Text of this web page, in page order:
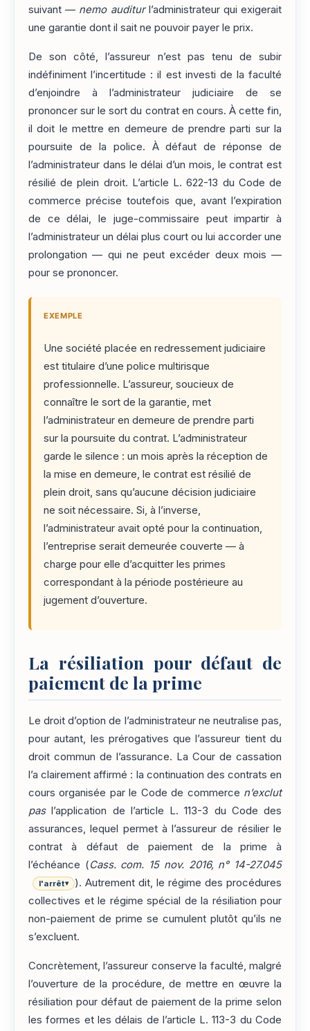
suivant — nemo auditurl’administrateur qui exigerait
une garantie dont il sait ne pouvoir payer le prix.
De son côté, l’assureur n’est pas tenu de subir
indéfiniment l’incertitude : il est investi de la faculté
d’enjoindre à l’administrateur judiciaire de se
prononcer sur le sort du contrat en cours. À cette fin,
il doit le mettre en demeure de prendre parti sur la
poursuite de la police. À défaut de réponse de
l’administrateur dans le délai d’un mois, le contrat est
résilié de plein droit. L’article L. 622-13 du Code de
commerce précise toutefois que, avant l’expiration
de ce délai, le juge-commissaire peut impartir à
l’administrateur un délai plus court ou lui accorder une
prolongation — qui ne peut excéder deux mois —
pour se prononcer.
EXEMPLE
Une société placée en redressement judiciaire
est titulaire d’une police multirisque
professionnelle. L’assureur, soucieux de
connaître le sort de la garantie, met
l’administrateur en demeure de prendre parti
sur la poursuite du contrat. L’administrateur
garde le silence : un mois après la réception de
la mise en demeure, le contrat est résilié de
plein droit, sans qu’aucune décision judiciaire
ne soit nécessaire. Si, à l’inverse,
l’administrateur avait opté pour la continuation,
l’entreprise serait demeurée couverte — à
charge pour elle d’acquitter les primes
correspondant à la période postérieure au
jugement d’ouverture.
La résiliation pour défaut de
paiement de la prime
Le droit d’option de l’administrateur ne neutralise pas,
pour autant, les prérogatives que l’assureur tient du
droit commun de l’assurance. La Cour de cassation
l’a clairement affirmé : la continuation des contrats en
cours organisée par le Code de commerce n’exclut
pasl’application de l’article L. 113-3 du Code des
assurances, lequel permet à l’assureur de résilier le
contrat à défaut de paiement de la prime à
l’échéance (Cass. com. 15 nov. 2016, n° 14-27.045
l'arrêt▾
). Autrement dit, le régime des procédures
collectives et le régime spécial de la résiliation pour
non-paiement de prime se cumulent plutôt qu’ils ne
s’excluent.
Concrètement, l’assureur conserve la faculté, malgré
l’ouverture de la procédure, de mettre en œuvre la
résiliation pour défaut de paiement de la prime selon
les formes et les délais de l’article L. 113-3 du Code